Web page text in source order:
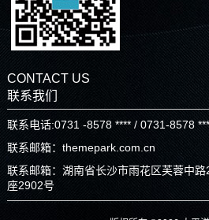
CONTACT US
联系我们
联系电话:0731 -8578 **** / 0731-8578
联系邮箱：themepark.com.cn
联系邮箱：湖南省长沙市雨花区芙蓉中
座2902号